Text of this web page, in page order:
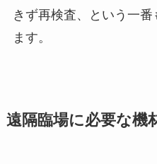
きず再検査、という一
ます。
遠隔臨場に必要な機